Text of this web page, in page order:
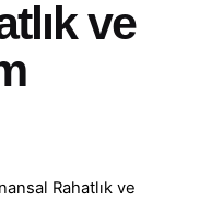
ve
Rahatlık ve